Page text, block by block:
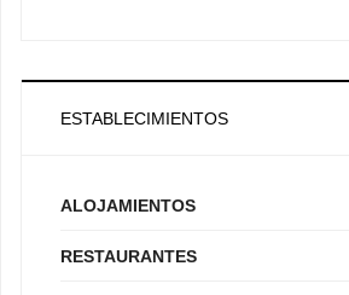
ESTABLECIMIENTOS
ALOJAMIENTOS
RESTAURANTES